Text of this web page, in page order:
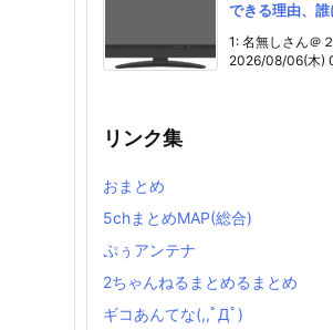
できる理由、
1: 名無しさん＠
2026/08/06(木)
リンク集
おまとめ
5chまとめMAP(総合)
ぷぅアンテナ
2ちゃんねるまとめるまとめ
ギコあんてな(,,ﾟДﾟ)